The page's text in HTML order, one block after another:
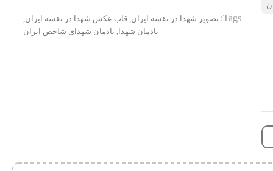
Tags: تصویر شهدا در نقشه ایران, قاب عکس شهدا در نقشه ایران,
یادمان شهدا , یادمان شهدای شاخص ایران